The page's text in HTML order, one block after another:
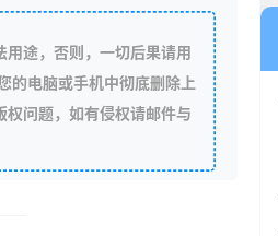
途，否则，一切后果请用
的电脑或手机中彻底删除上
问题，如有侵权请邮件与